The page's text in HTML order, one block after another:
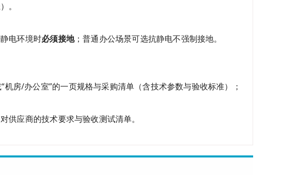
。
电环境时必须接地；普通办公场景可选抗静电不强制接地。
机房/办公室”的一页规格与采购清单（含技术参数与验收标准）；
供应商的技术要求与验收测试清单。